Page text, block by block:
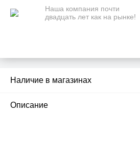
Наша компания почти
двадцать лет как на рынке!
Наличие в магазинах
Описание